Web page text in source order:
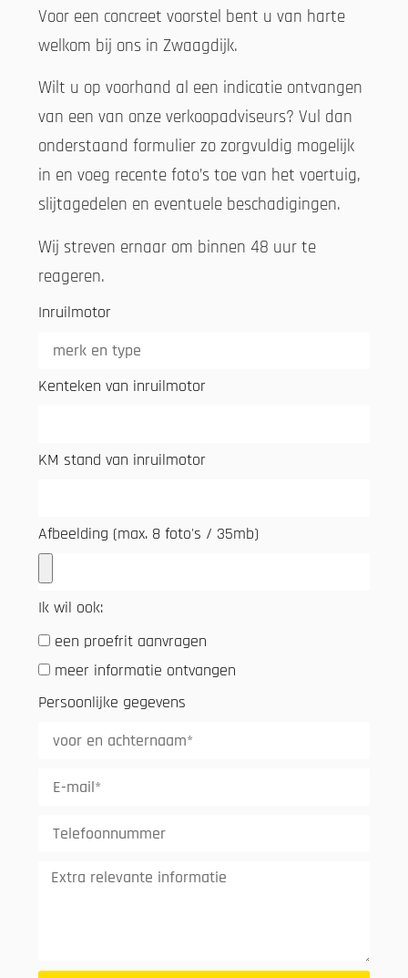
Voor een concreet voorstel bent u van harte
welkom bij ons in Zwaagdijk.
Wilt u op voorhand al een indicatie ontvangen
van een van onze verkoopadviseurs? Vul dan
onderstaand formulier zo zorgvuldig mogelijk
in en voeg recente foto’s toe van het voertuig,
slijtagedelen en eventuele beschadigingen.
Wij streven ernaar om binnen 48 uur te
reageren.
Inruilmotor
Kenteken van inruilmotor
KM stand van inruilmotor
Afbeelding (max. 8 foto's / 35mb)
Ik wil ook:
een proefrit aanvragen
meer informatie ontvangen
Persoonlijke gegevens